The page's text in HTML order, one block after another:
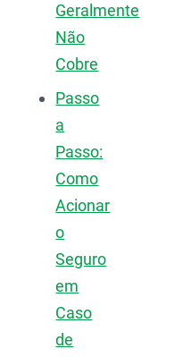
Geralmente
Não
Cobre
Passo
a
Passo:
Como
Acionar
o
Seguro
em
Caso
de